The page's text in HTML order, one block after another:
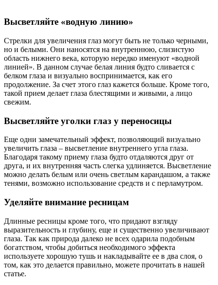
Высветляйте «водную линию»
Стрелки для увеличения глаз могут быть не только черными,
но и белыми. Они наносятся на внутреннюю, слизистую
область нижнего века, которую нередко именуют «водной
линией». В данном случае белая линия будто сливается с
белком глаза и визуально воспринимается, как его
продолжение. За счет этого глаз кажется больше. Кроме того,
такой прием делает глаза блестящими и живыми, а лицо
свежим.
Высветляйте уголки глаз у переносицы
Еще одни замечательный эффект, позволяющий визуально
увеличить глаза – высветление внутреннего угла глаза.
Благодаря такому приему глаза будто отдаляются друг от
друга, и их внутренняя часть слегка удлиняется. Высветление
можно делать белым или очень светлым карандашом, а также
тенями, возможно использование средств и с перламутром.
Уделяйте внимание ресницам
Длинные ресницы кроме того, что придают взгляду
выразительность и глубину, еще и существенно увеличивают
глаза. Так как природа далеко не всех одарила подобным
богатством, чтобы добиться необходимого эффекта
используете хорошую тушь и накладывайте ее в два слоя, о
том, как это делается правильно, можете прочитать в нашей
статье.